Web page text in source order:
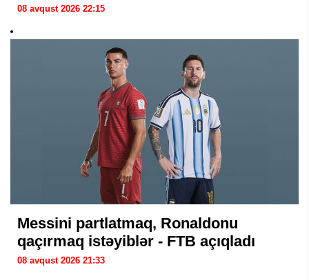
08 avqust 2026 22:15
Messini partlatmaq, Ronaldonu
qaçırmaq istəyiblər - FTB açıqladı
08 avqust 2026 21:33